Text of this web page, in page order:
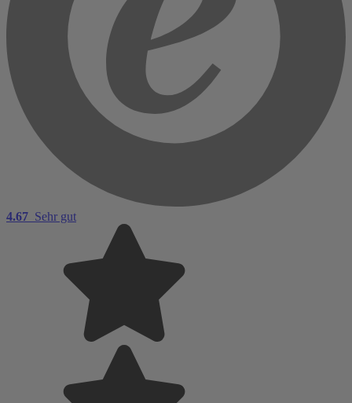
4.67 Sehr gut